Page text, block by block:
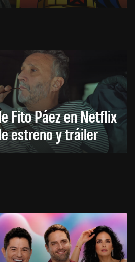
Fito Páez en Netflix
estreno y tráiler